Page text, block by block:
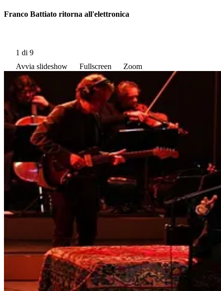
Franco Battiato ritorna all'elettronica
1 di 9
Avvia slideshow
Fullscreen Zoom